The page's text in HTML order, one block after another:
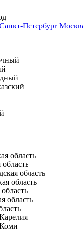
Санкт-Петербург Москва
область
область
область
область
область